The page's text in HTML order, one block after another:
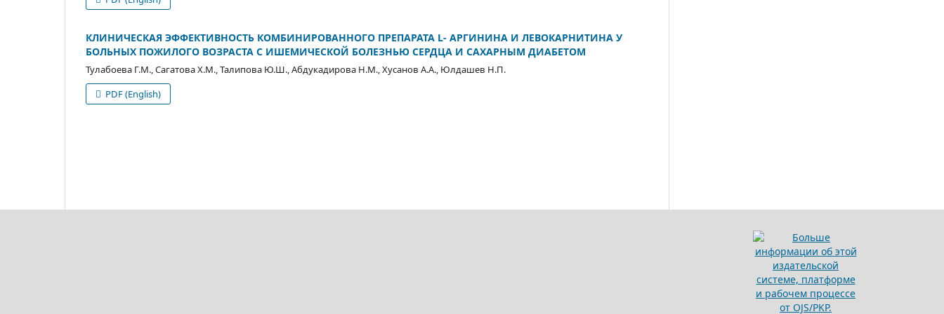
КЛИНИЧЕСКАЯ ЭФФЕКТИВНОСТЬ КОМБИНИРОВАННОГО ПРЕПАРАТА L- АРГИНИНА И ЛЕВОКАРНИТИНА У
БОЛЬНЫХ ПОЖИЛОГО ВОЗРАСТА С ИШЕМИЧЕСКОЙ БОЛЕЗНЬЮ СЕРДЦА И САХАРНЫМ ДИАБЕТОМ
Тулабоева Г.М., Сагатова Х.М., Талипова Ю.Ш., Абдукадирова Н.М., Хусанов А.А., Юлдашев Н.П.
PDF (English)